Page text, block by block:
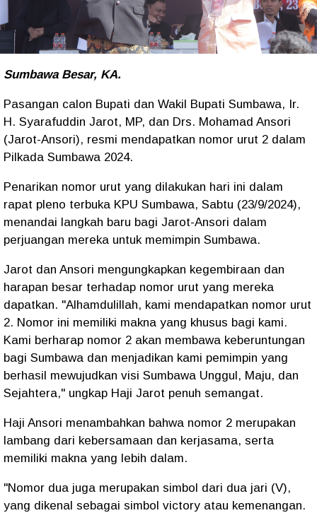
Sumbawa Besar, KA.
Pasangan calon Bupati dan Wakil Bupati Sumbawa, Ir.
H. Syarafuddin Jarot, MP, dan Drs. Mohamad Ansori
(Jarot-Ansori), resmi mendapatkan nomor urut 2 dalam
Pilkada Sumbawa 2024.
Penarikan nomor urut yang dilakukan hari ini dalam
rapat pleno terbuka KPU Sumbawa, Sabtu (23/9/2024),
menandai langkah baru bagi Jarot-Ansori dalam
perjuangan mereka untuk memimpin Sumbawa.
Jarot dan Ansori mengungkapkan kegembiraan dan
harapan besar terhadap nomor urut yang mereka
dapatkan. "Alhamdulillah, kami mendapatkan nomor urut
2. Nomor ini memiliki makna yang khusus bagi kami.
Kami berharap nomor 2 akan membawa keberuntungan
bagi Sumbawa dan menjadikan kami pemimpin yang
berhasil mewujudkan visi Sumbawa Unggul, Maju, dan
Sejahtera," ungkap Haji Jarot penuh semangat.
Haji Ansori menambahkan bahwa nomor 2 merupakan
lambang dari kebersamaan dan kerjasama, serta
memiliki makna yang lebih dalam.
"Nomor dua juga merupakan simbol dari dua jari (V),
yang dikenal sebagai simbol victory atau kemenangan.